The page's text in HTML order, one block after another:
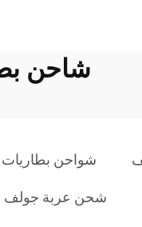
شاحن
شواحن بطاريات
شحن عربة جولف